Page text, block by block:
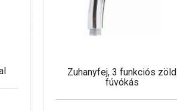
Zuhanyfej, 3 funkciós zöld
fúvókás